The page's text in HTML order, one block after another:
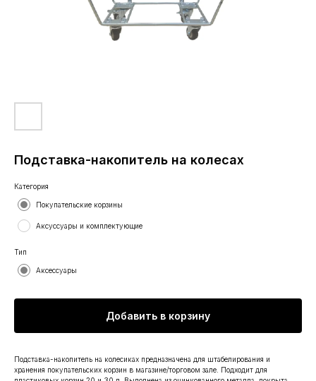
Подставка-накопитель на колесах
Категория
Покупательские корзины
Аксуссуары и комплектующие
Тип
Аксессуары
Добавить в корзину
Подставка-накопитель на колесиках предназначена для штабелирования и
хранения покупательских корзин в магазине/торговом зале. Подходит для